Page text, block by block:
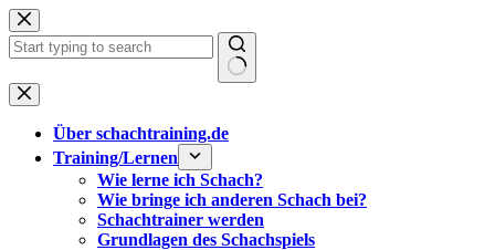
Zum
Inhalt
springen
Keine
Ergebnisse
Über schachtraining.de
Training/Lernen
Wie lerne ich Schach?
Wie bringe ich anderen Schach bei?
Schachtrainer werden
Grundlagen des Schachspiels